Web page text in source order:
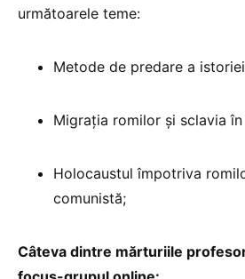
următoarele teme:
Metode de predare a
Migrația romilor și sclavia în
Holocaustul împotriva
comunistă;
Câteva dintre mărturiile